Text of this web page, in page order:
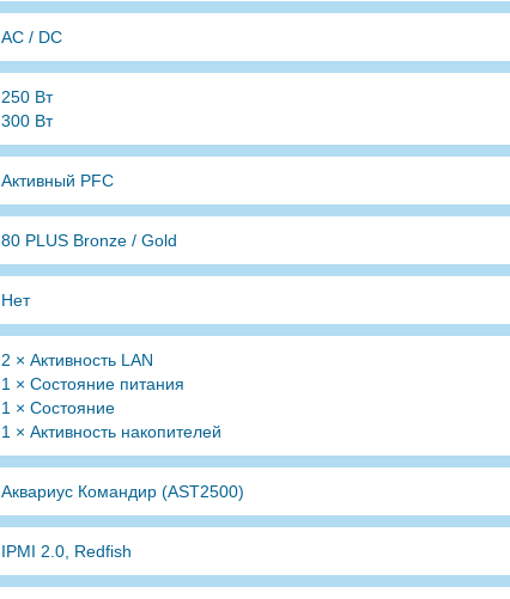
AC / DC
250 Вт
300 Вт
Активный PFC
80 PLUS Bronze / Gold
Нет
2 × Активность LAN
1 × Состояние питания
1 × Состояние
1 × Активность накопителей
Аквариус Командир (AST2500)
IPMI 2.0, Redfish